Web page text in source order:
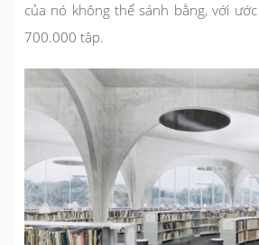
của nó không thể sánh bằng, với
700.000 tập.